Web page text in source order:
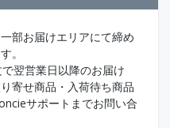
部お届けエリアにて締め
。
翌営業日以降のお届け
寄せ商品・入荷待ち商品
サポートまでお問い合